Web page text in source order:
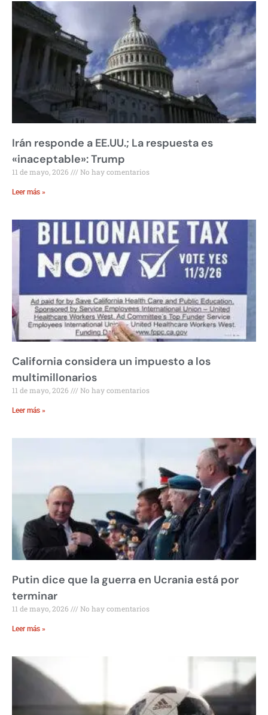
Irán responde a EE.UU.; La respuesta es
«inaceptable»: Trump
11 de mayo, 2026 No hay comentarios
Leer más »
California considera un impuesto a los
multimillonarios
11 de mayo, 2026 No hay comentarios
Leer más »
Putin dice que la guerra en Ucrania está por
terminar
11 de mayo, 2026 No hay comentarios
Leer más »